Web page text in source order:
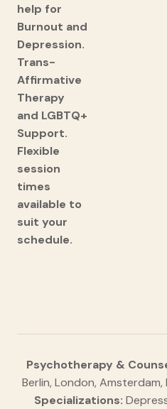
help for
Burnout and
Depression.
Trans-
Affirmative
Therapy
and LGBTQ+
Support.
Flexible
session
times
available to
suit your
schedule.
Psychotherapy &
Berlin, London,
Specializations: